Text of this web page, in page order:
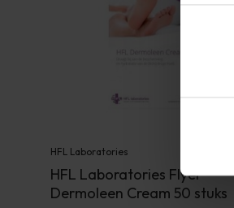
HFL Laboratories
HFL Laboratories Flyer
Dermoleen Cream 50 stuks